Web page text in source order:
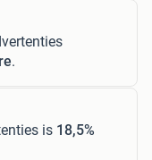
.
is 18,5%